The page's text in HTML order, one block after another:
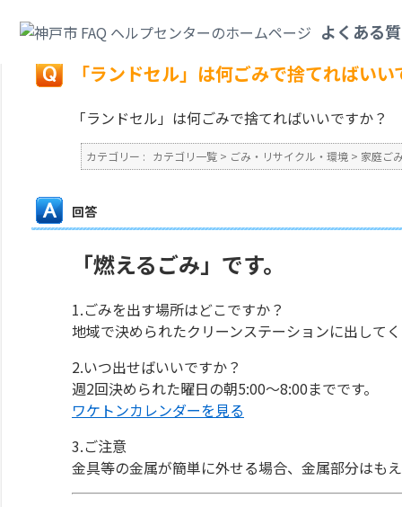
よくある
戻る
「ランドセル」は何ごみで捨てればい
「ランドセル」は何ごみで捨てればいいですか？
カテゴリー : カテゴリ一覧 > ごみ・リサイクル・環境 > 家庭ご
回答
「燃えるごみ」です。
1.ごみを出す場所はどこですか？
地域で決められたクリーンステーションに出して
2.いつ出せばいいですか？
週2回決められた曜日の朝5:00～8:00までです。
ワケトンカレンダーを見る
3.ご注意
金具等の金属が簡単に外せる場合、金属部分はも